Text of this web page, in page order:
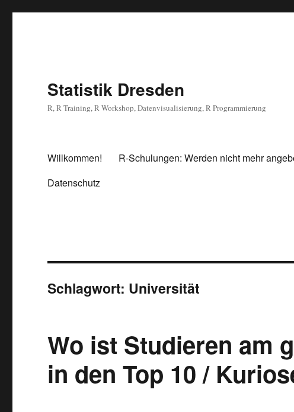
Statistik Dresden
R, R Training, R Workshop, Datenvisualisierung, R Programmierung
Willkommen! R-Schulungen: Werden nicht mehr
Datenschutz
Schlagwort: Universität
Wo ist Studieren am
in den Top 10 /